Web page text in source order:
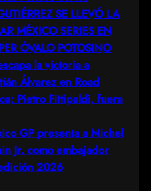
SE LLEVÓ LA
MÉXICO SERIES EN
ÓVALO POTOSINO
la victoria a
Álvarez en Road
Pietro Fittipaldi, fuera
GP presenta a Michel
Jr. como embajador
2026